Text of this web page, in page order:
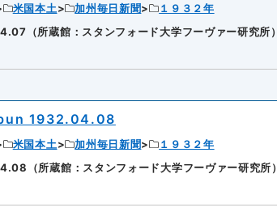
米国本土 加州毎日新聞
１９３２年
（所蔵館：スタンフォード大学フーヴァー研究所）
1932.04.08
米国本土 加州毎日新聞
１９３２年
（所蔵館：スタンフォード大学フーヴァー研究所）